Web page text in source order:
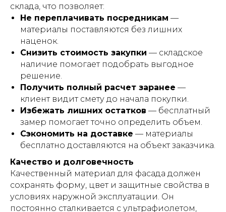
склада, что позволяет:
Не переплачивать посредникам —
материалы поставляются без лишних
наценок.
Снизить стоимость закупки — складское
наличие помогает подобрать выгодное
решение.
Получить полный расчет заранее —
клиент видит смету до начала покупки.
Избежать лишних остатков — бесплатный
замер помогает точно определить объем.
Сэкономить на доставке — материалы
бесплатно доставляются на объект заказчика.
Качество и долговечность
Качественный материал для фасада должен
сохранять форму, цвет и защитные свойства в
условиях наружной эксплуатации. Он
постоянно сталкивается с ультрафиолетом,